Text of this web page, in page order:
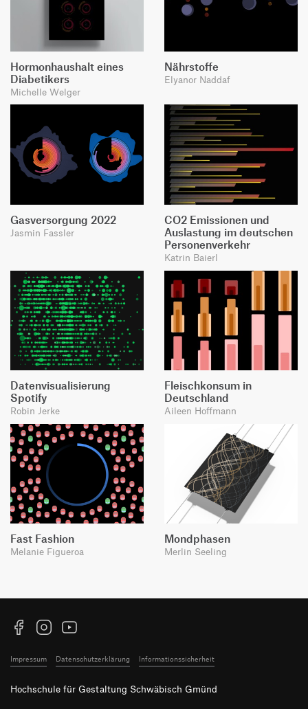
Hormonhaushalt eines
Diabetikers
Michelle Welger
Nährstoffe
Elyanor Naddaf
Gasversorgung 2022
Jasmin Fassler
CO2 Emissionen und
Auslastung im deutschen
Personenverkehr
Katrin Baierl
Datenvisualisierung
Spotify
Robin Jerke
Fleischkonsum in
Deutschland
Aileen Hoffmann
Fast Fashion
Melanie Figueroa
Mondphasen
Merlin Seeling
FacebookInstagramYouTube
Impressum Datenschutzerklärung Informationssicherheit
Hochschule für Gestaltung Schwäbisch Gmünd